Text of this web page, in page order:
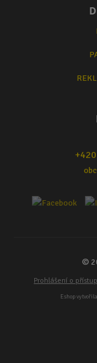
+420
©
Prohlášení o
Eshop vytvořila